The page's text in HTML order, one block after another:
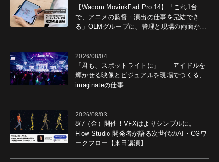
【Wacom MovinkPad Pro 14】「これ1台
で、アニメの監督・演出の仕事を完結でき
る」OLMグループに、管理と現場の両面から
2026/08/04
「君も、スポットライトに」――アイドルを
輝かせる映像とビジュアルを現場でつくる、
imaginateの仕事
2026/08/03
8/7（金）開催！VFXはよりシンプルに。
Flow Studio 開発者が語る次世代のAI・CGワ
ークフロー【来日講演】